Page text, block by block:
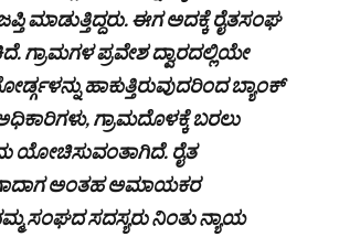
ಮಾಡುತ್ತಿದ್ದರು. ಈಗ ಅದಕ್ಕೆ ರೈತಸಂಘ
ಗ್ರಾಮಗಳ ಪ್ರವೇಶ ದ್ವಾರದಲ್ಲಿಯೇ
ಹಾಕುತ್ತಿರುವುದರಿಂದ ಬ್ಯಾಂಕ್
ಗ್ರಾಮದೊಳಕ್ಕೆ ಬರಲು
ಯೋಚಿಸುವಂತಾಗಿದೆ. ರೈತ
ಅಂತಹ ಅಮಾಯಕರ
ಸಂಘದ ಸದಸ್ಯರು ನಿಂತು ನ್ಯಾಯ